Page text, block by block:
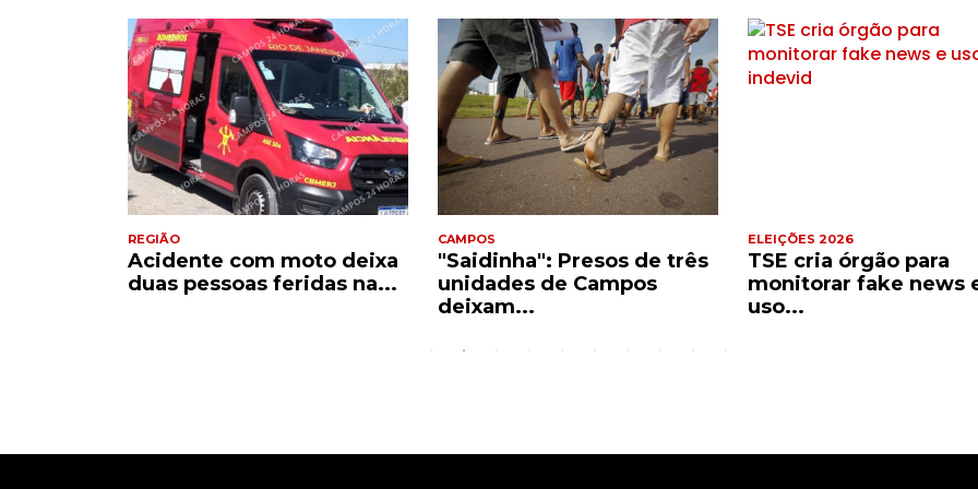
REGIÃO
Acidente com moto deixa
duas pessoas feridas na...
CAMPOS
"Saidinha": Presos de três
unidades de Campos
deixam...
ELEIÇÕES 2026
TSE cria órgão para
monitorar fake news
uso...